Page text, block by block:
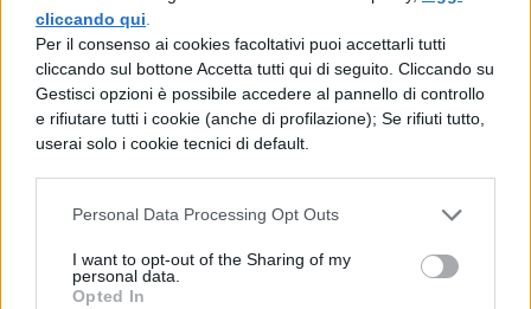
cliccando qui
Per il consenso ai cookies facoltativi puoi accettarli tutti
cliccando sul bottone Accetta tutti qui di seguito. Cliccando su
Gestisci opzioni è possibile accedere al pannello di controllo
e rifiutare tutti i cookie (anche di profilazione); Se rifiuti tutto,
userai solo i cookie tecnici di default.
Personal Data Processing Opt Outs
I want to opt-out of the Sharing of my
personal data.
Opted In
Sul balcone un gatto nero
sarà finto oppure vero?
Se volete approfondire l’origine del simbolo,
leggete:Origini della zucca di Halloween
FRASI DI HALLOWEEN IN
RIMA PER BAMBINI